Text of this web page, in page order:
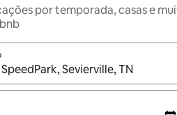
por temporada, casas e
resultados estiverem disponíveis,